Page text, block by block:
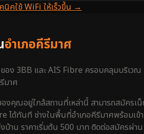
นิคใช้ WiFi ให้เร็วขึ้น →
อำเภอคีรีมาศ
3BB และ AIS Fibre ครอบคลุมบริเวณ
มาศ
งคุณอยู่ใกล้สถานที่เหล่านี้ สามารถสมัครเ
ได้ทันที ช่างในพื้นที่อำเภอคีรีมาศพร้อมเข้า
าน ราคาเริ่มต้น 500 บาท ติดต่อสมัครผ่าน